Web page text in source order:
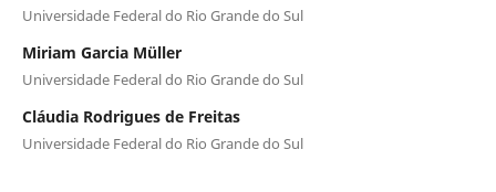
Universidade Federal do Rio Grande do Sul
Miriam Garcia Müller
Universidade Federal do Rio Grande do Sul
Cláudia Rodrigues de Freitas
Universidade Federal do Rio Grande do Sul